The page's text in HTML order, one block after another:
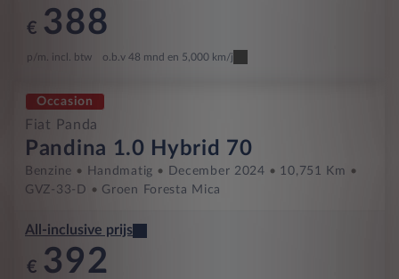
€ 388
p/m. incl. btw o.b.v 48 mnd en 5,000 km/j
Occasion
Fiat Panda
Pandina 1.0 Hybrid 70
Benzine Handmatig December 2024
10,751 Km
GVZ-33-D
Groen Foresta Mica
All-inclusive prijs
€ 392